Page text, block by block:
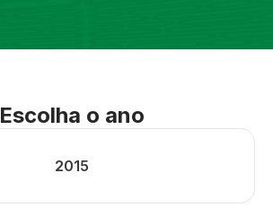
Escolha o ano
2015